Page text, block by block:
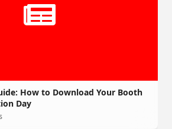
How to Download Your Booth
Day